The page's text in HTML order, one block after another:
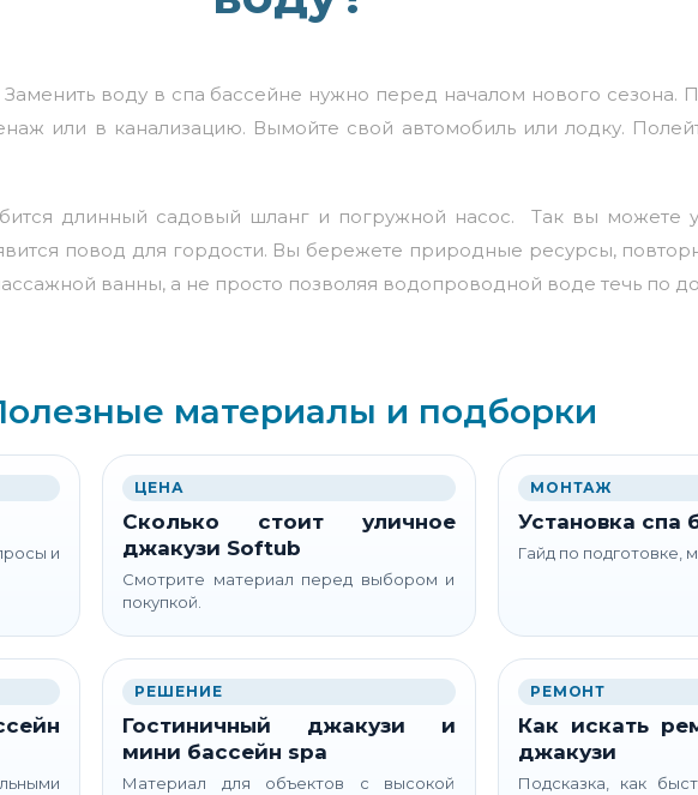
воду в спа бассейне нужно перед началом нового сезона.
или в канализацию. Вымойте свой автомобиль или лодку.
длинный садовый шланг и погружной насос. Так вы можете
повод для гордости. Вы бережете природные ресурсы,
ванны, а не просто позволяя водопроводной воде течь по
материалы и подборки
и
ЦЕНА
Сколько стоит уличное
джакузи Softub
Смотрите материал перед выбором и
покупкой.
МОНТАЖ
Установка спа
Гайд по подготовке,
РЕШЕНИЕ
Гостиничный джакузи и
мини бассейн spa
Материал для объектов с высокой
РЕМОНТ
Как искать
джакузи
Подсказка, как